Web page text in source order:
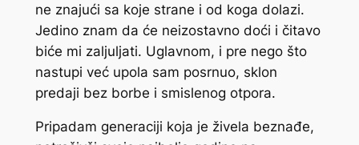
ne znajući sa koje strane i od koga dolazi.
Jedino znam da će neizostavno doći i čitavo
biće mi zaljuljati. Uglavnom, i pre nego što
nastupi već upola sam posrnuo, sklon
predaji bez borbe i smislenog otpora.
Pripadam generaciji koja je živela beznađe,